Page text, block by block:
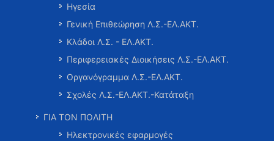
Ηγεσία
Γενική Επιθεώρηση Λ.Σ.-ΕΛ.ΑΚΤ.
Κλάδοι Λ.Σ. - ΕΛ.ΑΚΤ.
Περιφερειακές Διοικήσεις Λ.Σ.-ΕΛ.ΑΚΤ.
Οργανόγραμμα Λ.Σ.-ΕΛ.ΑΚΤ.
Σχολές Λ.Σ.-ΕΛ.ΑΚΤ.-Κατάταξη
ΓΙΑ ΤΟΝ ΠΟΛΙΤΗ
Ηλεκτρονικές εφαρμογές